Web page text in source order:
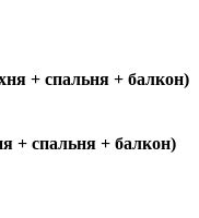
+ спальня + балкон)
+ спальня + балкон)